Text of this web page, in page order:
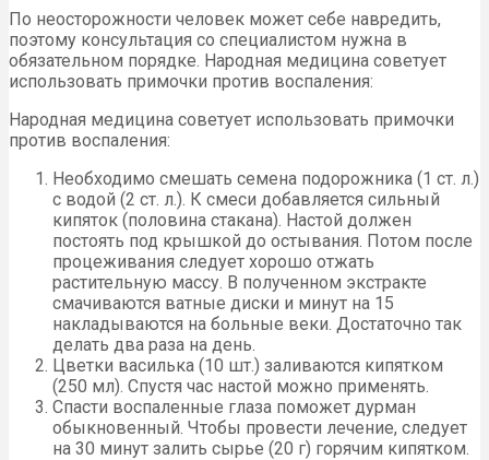
По неосторожности человек может себе навредить,
поэтому консультация со специалистом нужна в
обязательном порядке. Народная медицина советует
использовать примочки против воспаления:
Народная медицина советует использовать примочки
против воспаления:
Необходимо смешать семена подорожника (1 ст. л.)
с водой (2 ст. л.). К смеси добавляется сильный
кипяток (половина стакана). Настой должен
постоять под крышкой до остывания. Потом после
процеживания следует хорошо отжать
растительную массу. В полученном экстракте
смачиваются ватные диски и минут на 15
накладываются на больные веки. Достаточно так
делать два раза на день.
Цветки василька (10 шт.) заливаются кипятком
(250 мл). Спустя час настой можно применять.
Спасти воспаленные глаза поможет дурман
обыкновенный. Чтобы провести лечение, следует
на 30 минут залить сырье (20 г) горячим кипятком.